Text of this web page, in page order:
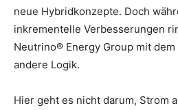
neue Hybridkonzepte. Doch
inkrementelle Verbesserungen
Neutrino® Energy Group mit
andere Logik.
Hier geht es nicht darum, Strom